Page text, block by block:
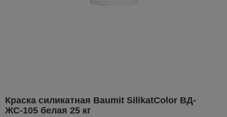
Краска силикатная Baumit SilikatColor ВД-
ЖС-105 белая 25 кг